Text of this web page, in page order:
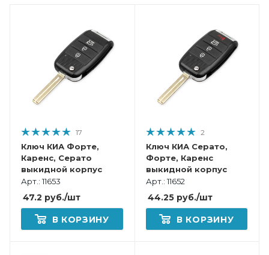
17
Ключ КИА Форте,
Каренс, Серато
выкидной корпус
Арт.: 11653
47.2 руб./шт
В КОРЗИНУ
2
Ключ КИА Серато,
Форте, Каренс
выкидной корпус
Арт.: 11652
44.25руб./шт
В КОРЗИНУ